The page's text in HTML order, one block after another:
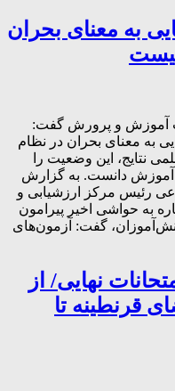
به معنای بحران
آموزش و پرورش گفت:
به معنای بحران در نظام
نتایج، این وضعیت را
آموزش دانست. به گزارش
رئیس مرکز ارزشیابی و
به حواشی اخیر پیرامون
گفت: آزمون‌های
نهایی/ از
قرنطینه تا